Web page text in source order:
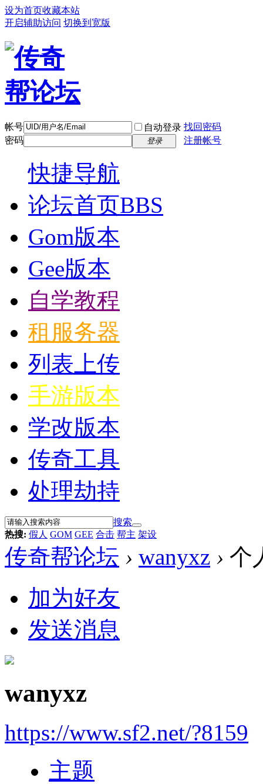
设为首页收藏本站
开启辅助访问 切换到宽版
帐号 自动登录 找回密码
密码
登录 注册帐号
快捷导航
论坛首页BBS
Gom版本
Gee版本
自学教程
租服务器
列表上传
手游版本
学改版本
传奇工具
处理劫持
搜索
热搜: 假人 GOM GEE 合击 帮主 架设
传奇帮论坛 › wanyxz › 个
加为好友
发送消息
wanyxz
https://www.sf2.net/?8159
主题